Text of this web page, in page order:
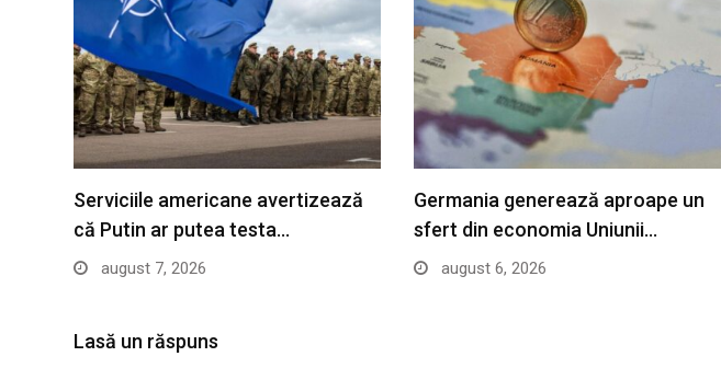
Serviciile americane avertizează
că Putin ar putea testa…
august 7, 2026
Germania generează aproape un
sfert din economia Uniunii…
august 6, 2026
Lasă un răspuns